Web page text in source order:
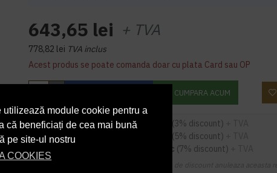
utilizează module cookie pentru a
că beneficiați de cea mai bună
pe site-ul nostru
COOKIES
643,65 lei + TVA
778,82 lei TVA inclus
Acest produs se poate comanda doar cu plata Card sau OP
CUMPARA ACUM
5sau mai multe la624,34 RON / buc (3% discount)
9 sau mai multe la (5% discount)
598,59 RON / buc (7% discount)